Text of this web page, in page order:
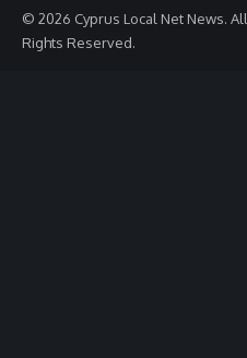
© 2026 Cyprus Local Net News. All
Rights Reserved.